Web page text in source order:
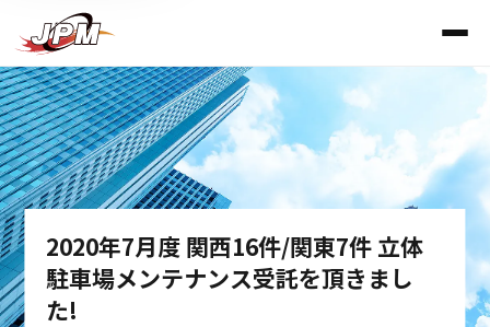
2020年7月度 関西16件/関東7件 立体
駐車場メンテナンス受託を頂きまし
た!